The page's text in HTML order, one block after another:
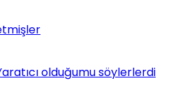
olduğumu söylerlerdi